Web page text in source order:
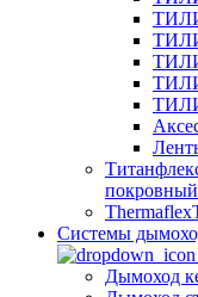
Thermaflex
Cистемы
Дымоход